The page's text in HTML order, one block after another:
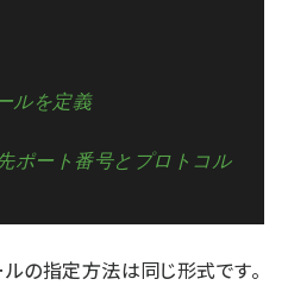
を定義
ポート番号とプロトコル
の指定方法は同じ形式です。